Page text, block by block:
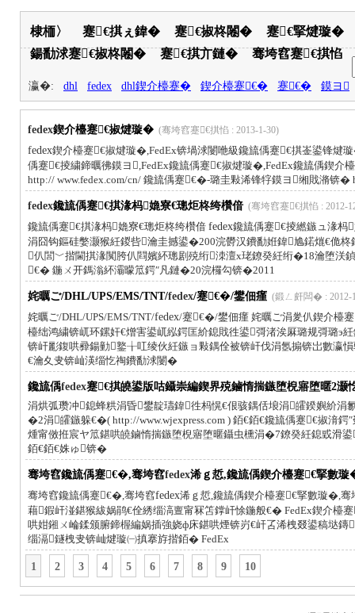
棣栭〉 蹇€掑ぇ鍏� 蹇€掓柊闂�
蹇€掔煡璇�
鍚勫浗蹇€掓柊闂�
蹇€掑亣鏈� 骞垮窞蹇€掑惂
瀛�: dhl fedex dhl鍥介檯蹇� 鍥介檯蹇€� 蹇€� 鏌ヨ
fedex鍥介檯蹇€掓煡璇� (骞垮窞蹇€掑惂 : 2013-1-30)
fedex鍥介檯蹇€掓煡璇�,FedEx锛堝浗闄咃級鑱旈偊蹇€掑崟鍙锋
偊蹇€掕繍鍗曞彿鏌ヨ,FedEx鑱旈偊蹇€掓煡璇�,FedEx鑱旈偊鍥
http:// www.fedex.com/cn/ 鑱旈偊蹇€�-璐圭敤浠锋牸鏌ヨ缃戝潃锛�
fedex鑱旈偊蹇€掑湪杩嫓寮€璁炬柊绔欑偣 (骞垮窞蹇€掑惂 : 2012-
鑱旈偊蹇€掑湪杩嫓寮€璁炬柊绔欑偣 fedex鑱旈偊蹇€掕繎鏃ュ湪杩
涓囧钩鏂硅嫳灏猴紝鍐呰瀹圭撼鍙�200浣欎汉鐨勫姙鍏尯鍩熴€佹
仈閭﹀揩閫掑湪闃胯仈閰嬪紑璁剧殑绗洓澶х珯鐐癸紝绗�18瀹堕浂
€� 鍦ㄨ开鎷滃紑灞曚笟鍔″凡鏈�20浣欏勾锛�2011
姹曞ご/DHL/UPS/EMS/TNT/fedex/蹇€�/鐢佃瘽 (鍛ㄥ皯闆� : 2012-
姹曞ご/DHL/UPS/EMS/TNT/fedex/蹇€�/鐢佃瘽 姹曞ご涓夎仈鍥介檯蹇
檯绌鸿繍锛屼环鏍奸€熷害鍙屼紭鍔匡紒鎴戝徃鍙彁渚涘厤璐规彁璐
锛屽彲鍑哄彛鍚勭鐜╁叿绫伙紝鏃ョ敤鍝佺被锛屽伐涓氬搧锛岀數瀛
€瀹夊叏锛屾渶缁忔祹鐨勫浗闄�
鑱旈偊fedex蹇€掑皢鍙版咕鑷崇編鍥界殑鏀惰揣鏃堕棿寤堕暱2灏
涓烘弧瓒冲鎴蜂粠涓昏鐢靛瓙鍏徃杩愰€佷骇鍝佸埌涓皬鍨嬩紒
�2涓皬鏃躲€�( http://www.wjexpress.com ) 銆€銆€鑱旈偊蹇€掓湇鍔
煄甯傚拰宸ヤ笟鍖哄皢鏀惰揣鏃堕棿寤堕暱鑷虫櫄涓�7鐐癸紝鎴戜滑
銆€銆€姝ゅ锛�
骞垮窞鑱旈偊蹇€�,骞垮窞fedex浠ｇ悊,鑱旈偊鍥介檯蹇€掔數
骞垮窞鑱旈偊蹇€�,骞垮窞fedex浠ｇ悊,鑱旈偊鍥介檯蹇€掔數璇�,骞
藉鍜屽湴鍖猴紱娲鹃€佺綉缁滈亶甯冧笘鐣屽悇鍦般€� FedEx鍥介檯
哄姏鎺ㄨ崘鍒颁腑鍗楃編娲插強娆ф床鍖哄煙锛岃€屽叾浠栧叕鍙稿垯
缁滆鐩栧叏锛屾煡璇㈠搷搴斿揩銆� FedEx
1 2 3 4 5 6 7 8 9 10